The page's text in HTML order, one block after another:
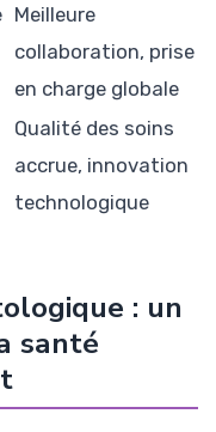
Meilleure
collaboration, prise
en charge globale
Qualité des soins
accrue, innovation
technologique
: un
santé